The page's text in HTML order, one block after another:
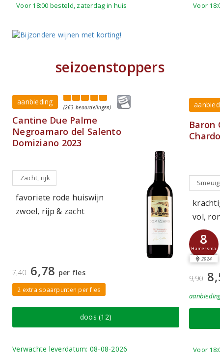
Voor 18:00 besteld, zaterdag in huis Voor
seizoenstoppers
aanbieding
(263 beoordelingen)
Cantine Due Palme
Negroamaro del Salento
Domiziano 2023
Zacht, rijk
favoriete rode huiswijn
zwoel, rijp & zacht
7,40 6,78 per fles
2 extra spaarpunten per fles
doos (12)
Verwachte leverdatum: 08-08-2026
Baron
vol,
8
Hamersma
2024
9,90
Voor